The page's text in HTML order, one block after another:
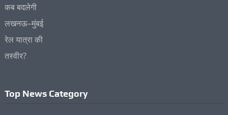
Top News Category